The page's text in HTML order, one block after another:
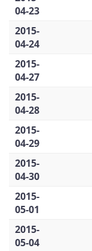
04-23
2015-
04-24
2015-
04-27
2015-
04-28
2015-
04-29
2015-
04-30
2015-
05-01
2015-
05-04